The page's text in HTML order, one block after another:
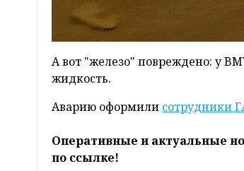
А вот "железо" повреждено: у
жидкость.
Аварию оформили сотрудники
Оперативные и актуальные
по ссылке!